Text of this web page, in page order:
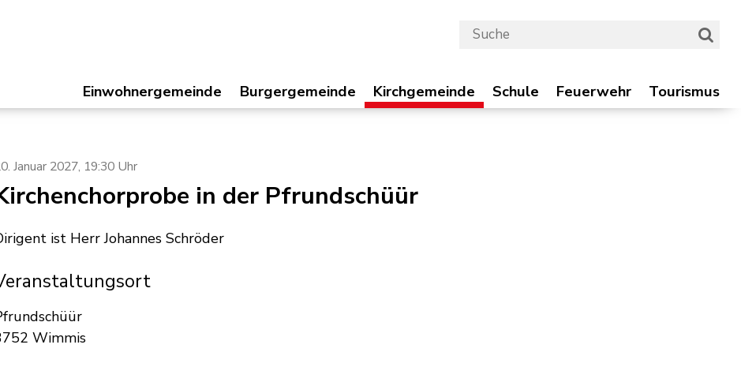
Suchbegriff
Hauptnavigation
Einwohnergemeinde
Einwohnergemeinde Burgergemeinde
Burgergemeinde Kirchgemeinde
Kirchgemeinde Schule
Schule Feuerwehr
Feuerwehr Tourismus
Tourismus
in der Pfrundschüür
Januar 2027, 19:30 Uhr
ist Herr Johannes Schröder
Wimmis